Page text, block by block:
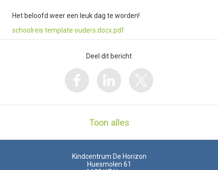
Het beloofd weer een leuk dag te worden!
schoolreis template ouders.docx.pdf
Deel dit bericht
Toon alles
Kindcentrum De Horizon
Huesmolen 61